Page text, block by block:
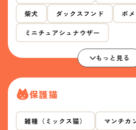
柴犬 ダックスフンド ポ
ミニチュアシュナウザー
もっと見る
保護猫
雑種（ミックス猫） マンチカ